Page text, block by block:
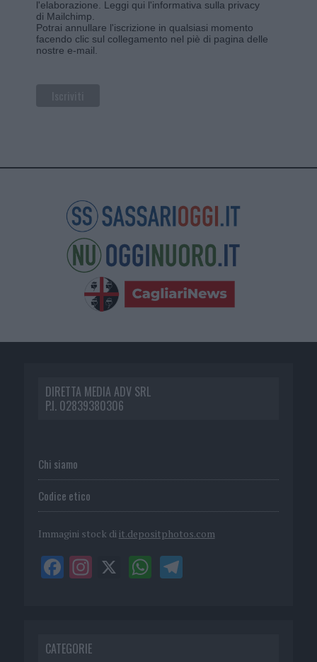
l'elaborazione. Leggi qui l'informativa sulla privacy
di Mailchimp
Potrai annullare l'iscrizione in qualsiasi momento
facendo clic sul collegamento nel piè di pagina delle
nostre e-mail.
DIRETTA MEDIA ADV SRL
P.I. 02839380306
Chi siamo
Codice etico
Immagini stock di it.depositphotos.com
CATEGORIE